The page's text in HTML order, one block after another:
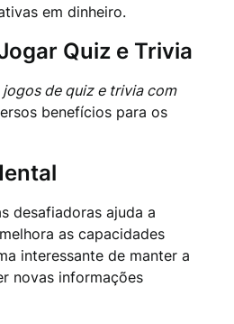
em dinheiro.
Quiz e Trivia
jogos de quiz e trivia com
benefícios para os
desafiadoras ajuda a
as capacidades
interessante de manter a
novas informações